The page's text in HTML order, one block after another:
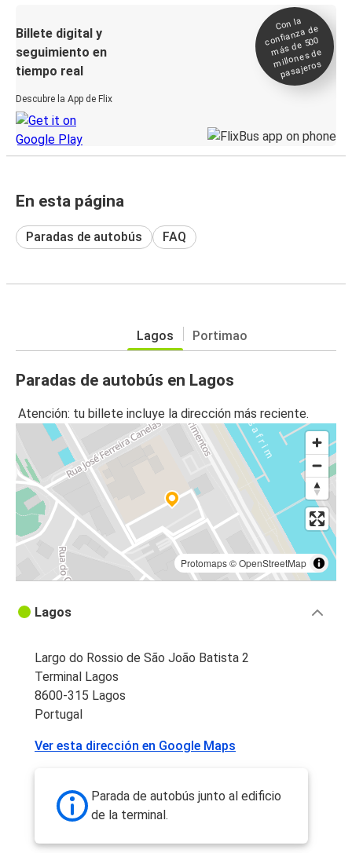
Billete digital y
seguimiento en
tiempo real
Descubre la App de Flix
Con la
confianza de
más de 500
millones de
pasajeros
En esta página
Paradas de autobús FAQ
Lagos Portimao
Paradas de autobús en Lagos
Atención: tu billete incluye la dirección más reciente.
Protomaps©OpenStreetMap
Lagos
Largo do Rossio de São João Batista 2
Terminal Lagos
8600-315 Lagos
Portugal
Ver esta dirección en Google Maps
Parada de autobús junto al edificio
de la terminal.